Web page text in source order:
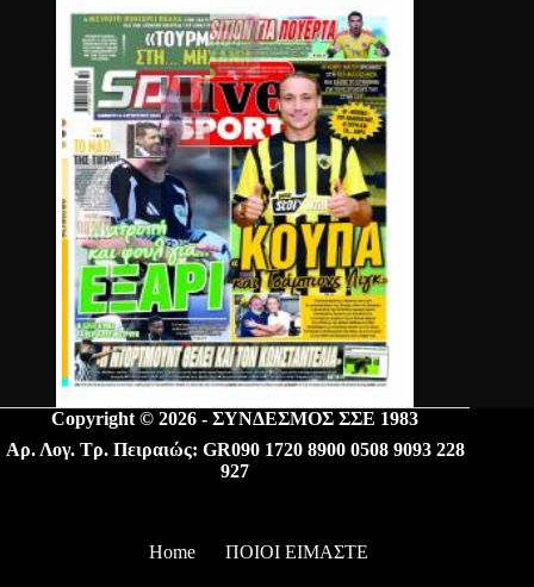
Copyright © 2026 - ΣΥΝΔΕΣΜΟΣ ΣΣΕ 1983
Αρ. Λογ. Τρ. Πειραιώς: GR090 1720 8900 0508 9093 228
927
Home ΠΟΙΟΙ ΕΙΜΑΣΤΕ